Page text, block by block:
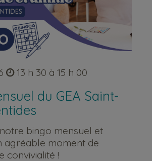
13 h 30 à 15 h 00
du GEA Saint-
bingo mensuel et
agréable moment de
convivialité !